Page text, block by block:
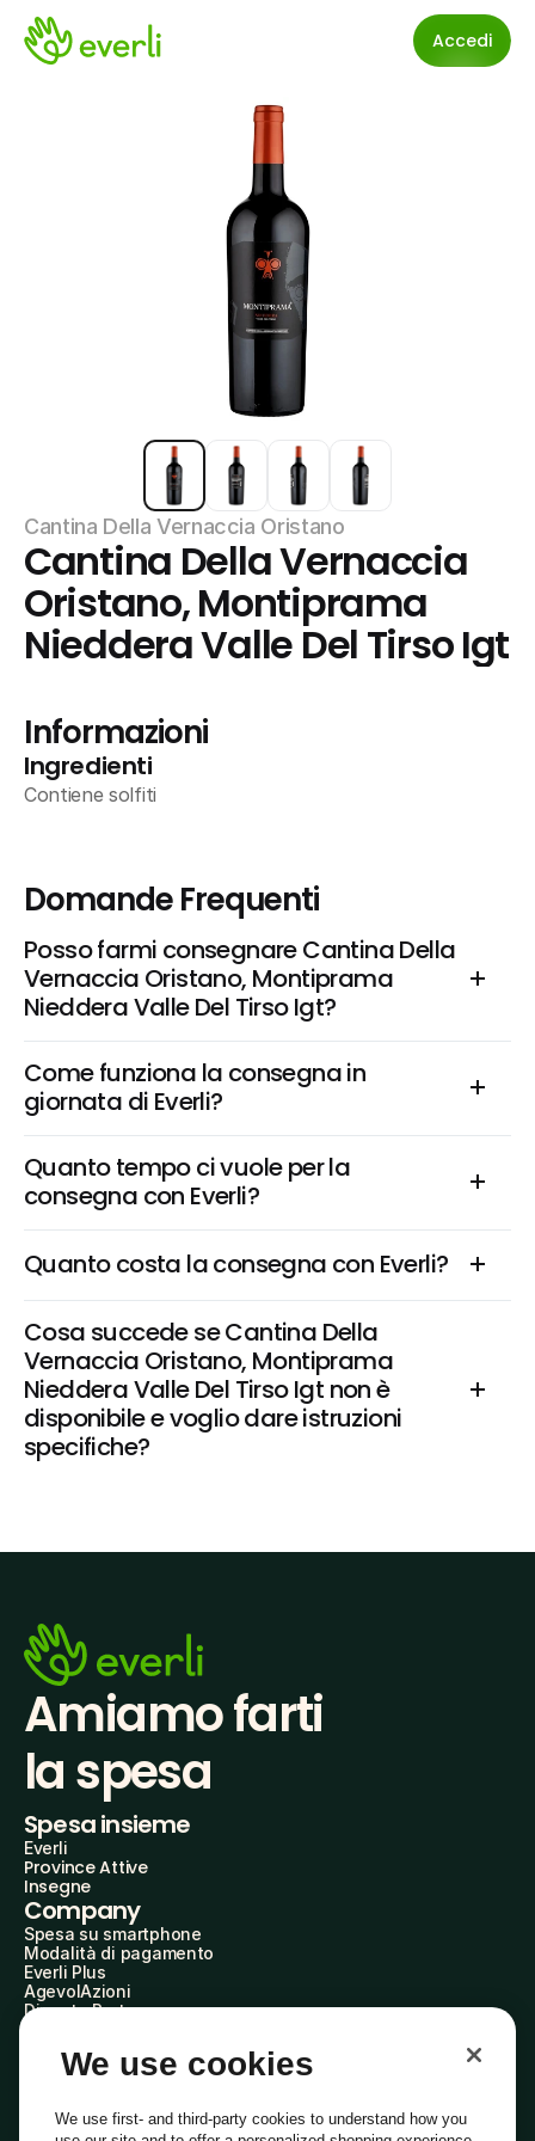
Accedi
Cantina Della Vernaccia Oristano
Cantina Della Vernaccia
Oristano, Montiprama
Nieddera Valle Del Tirso Igt
Informazioni
Ingredienti
Contiene solfiti
Domande Frequenti
Posso farmi consegnare Cantina Della
Vernaccia Oristano, Montiprama
Nieddera Valle Del Tirso Igt?
Come funziona la consegna in
giornata di Everli?
Quanto tempo ci vuole per la
consegna con Everli?
Quanto costa la consegna con Everli?
Cosa succede se Cantina Della
Vernaccia Oristano, Montiprama
Nieddera Valle Del Tirso Igt non è
disponibile e voglio dare istruzioni
specifiche?
Amiamo farti
la spesa
Spesa insieme
Everli
Province Attive
Insegne
Company
Spesa su smartphone
Modalità di pagamento
Everli Plus
AgevolAzioni
Diventa Partner
Everli Shoppers
About Us
Everli News
Domande frequenti
We use cookies
We use first- and third-party cookies to understand how you